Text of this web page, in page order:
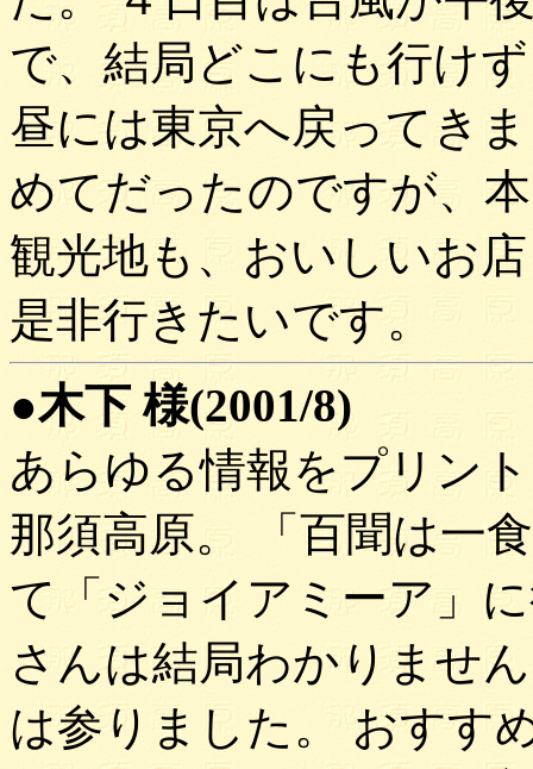
で、結局どこにも行け
昼には東京へ戻ってき
めてだったのですが、
観光地も、おいしいお
是非行きたいです。
●木下 様(2001/8)
あらゆる情報をプリン
那須高原。 「百聞は一
て「ジョイアミーア」
さんは結局わかりませ
は参りました。 おすす